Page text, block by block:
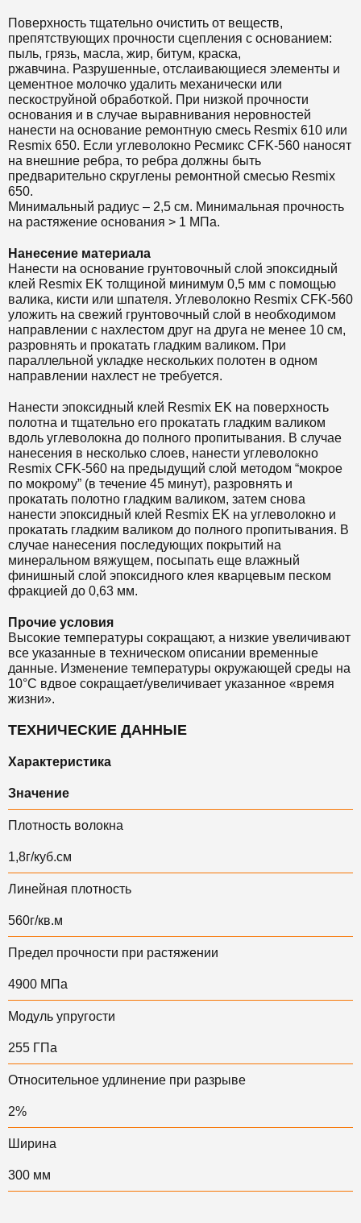
Поверхность тщательно очистить от веществ,
препятствующих прочности сцепления с основанием:
пыль, грязь, масла, жир, битум, краска,
ржавчина. Разрушенные, отслаивающиеся элементы и
цементное молочко удалить механически или
пескоструйной обработкой. При низкой прочности
основания и в случае выравнивания неровностей
нанести на основание ремонтную смесь Resmix 610 или
Resmix 650. Если углеволокно Ресмикс CFK-560 наносят
на внешние ребра, то ребра должны быть
предварительно скруглены ремонтной смесью Resmix
650.
Минимальный радиус – 2,5 см. Минимальная прочность
на растяжение основания > 1 МПа.
Нанесение материала
Нанести на основание грунтовочный слой эпоксидный
клей Resmix EK толщиной минимум 0,5 мм с помощью
валика, кисти или шпателя. Углеволокно Resmix CFK-560
уложить на свежий грунтовочный слой в необходимом
направлении с нахлестом друг на друга не менее 10 см,
разровнять и прокатать гладким валиком. При
параллельной укладке нескольких полотен в одном
направлении нахлест не требуется.
Нанести эпоксидный клей Resmix EK на поверхность
полотна и тщательно его прокатать гладким валиком
вдоль углеволокна до полного пропитывания. В случае
нанесения в несколько слоев, нанести углеволокно
Resmix CFK-560 на предыдущий слой методом “мокрое
по мокрому” (в течение 45 минут), разровнять и
прокатать полотно гладким валиком, затем снова
нанести эпоксидный клей Resmix EK на углеволокно и
прокатать гладким валиком до полного пропитывания. В
случае нанесения последующих покрытий на
минеральном вяжущем, посыпать еще влажный
финишный слой эпоксидного клея кварцевым песком
фракцией до 0,63 мм.
Прочие условия
Высокие температуры сокращают, а низкие увеличивают
все указанные в техническом описании временные
данные. Изменение температуры окружающей среды на
10°С вдвое сокращает/увеличивает указанное «время
жизни».
ТЕХНИЧЕСКИЕ ДАННЫЕ
Характеристика
Значение
Плотность волокна
1,8г/куб.см
Линейная плотность
560г/кв.м
Предел прочности при растяжении
4900 МПа
Модуль упругости
255 ГПа
Относительное удлинение при разрыве
2%
Ширина
300 мм